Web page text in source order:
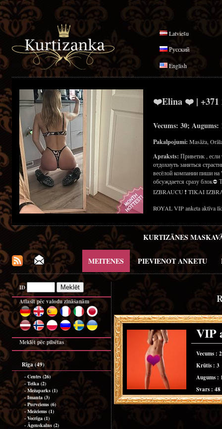
Latviešu
Русский
English
❤️Elina ❤️ | +371
Vecums: 30;
Pakalpojumi: Masāža,
Apraksts: Приветик ,
отдохнуть заняться
весёлой компании пиши
обсуждается сразу
IZBRAUCU ❗ TIKAI
ROYAL VIP anketa aktīva
KURTIZĀNES
MEITENES PIEVIENOT ANKETU
ID
Atlasīt pēc valodu zināšanām
Meklēt pēc pilsētas
Rīga (49)
- Centrs (26)
-Teika (2)
- Mežaparks (1)
-Imanta (3)
-Purvciems (6)
- Mežciems (1)
- Vecrīga (1)
- Āgenskalns (2)
VIP
Vecums :
Krūtis : 3
Augums :
Svars : 48